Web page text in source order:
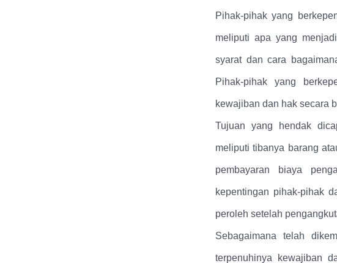
Pihak-pihak yang
meliputi apa yang
syarat dan cara
Pihak-pihak yang
kewajiban dan hak secara
Tujuan yang hendak
meliputi tibanya barang
pembayaran biaya
kepentingan pihak-pihak
peroleh setelah
Sebagaimana telah
terpenuhinya kewajiban